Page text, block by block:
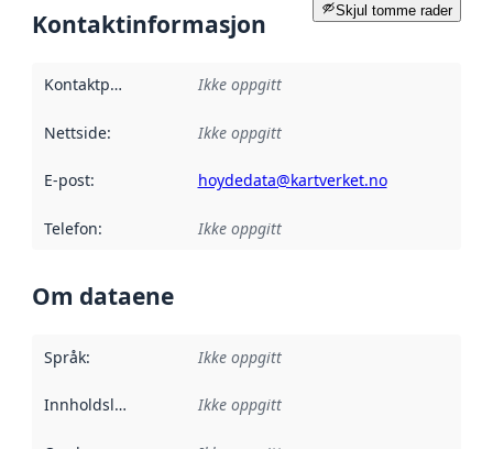
Skjul tomme rader
Kontaktinformasjon
Kontaktpunkt Ikke oppgitt
Nettside: Ikke oppgitt
E-post: hoydedata@kartverket.no
Telefon: Ikke oppgitt
Om dataene
Språk: Ikke oppgitt
Innholdsleverandører :
Ikke oppgitt